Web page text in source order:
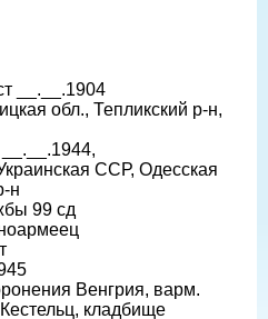
__.__.1904
обл., Тепликский р-н,
ССР, Одесская
н
99 сд
Венгрия, варм.
кладбище